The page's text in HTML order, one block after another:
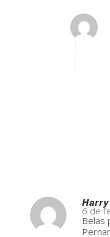
s
ays:
6 de
Belas